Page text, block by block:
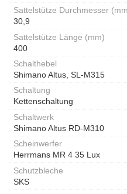
Sattelstütze Durchmesser
30,9
Sattelstütze Länge (mm)
400
Schalthebel
Shimano Altus, SL-M315
Schaltung
Kettenschaltung
Schaltwerk
Shimano Altus RD-M310
Scheinwerfer
Herrmans MR 4 35 Lux
Schutzbleche
SKS